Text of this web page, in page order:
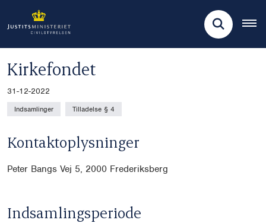
Kirkefondet
31-12-2022
Indsamlinger Tilladelse § 4
Kontaktoplysninger
Peter Bangs Vej 5, 2000 Frederiksberg
Indsamlingsperiode